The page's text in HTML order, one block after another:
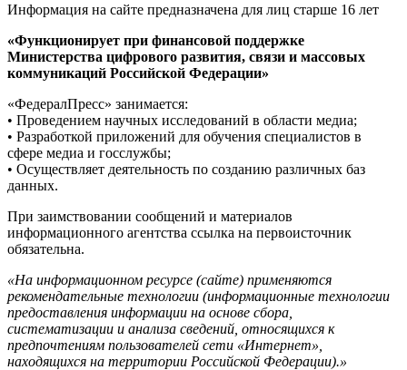
Информация на сайте предназначена для лиц старше 16 лет
«Функционирует при финансовой поддержке
Министерства цифрового развития, связи и массовых
коммуникаций Российской Федерации»
«ФедералПресс» занимается:
• Проведением научных исследований в области медиа;
• Разработкой приложений для обучения специалистов в
сфере медиа и госслужбы;
• Осуществляет деятельность по созданию различных баз
данных.
При заимствовании сообщений и материалов
информационного агентства ссылка на первоисточник
обязательна.
«На информационном ресурсе (сайте) применяются
рекомендательные технологии (информационные технологии
предоставления информации на основе сбора,
систематизации и анализа сведений, относящихся к
предпочтениям пользователей сети «Интернет»,
находящихся на территории Российской Федерации).»